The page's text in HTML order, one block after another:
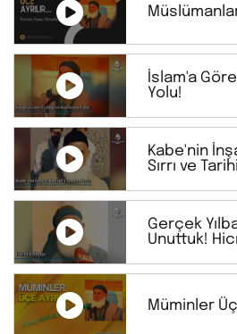
İslam'a
Yolu!
Kabe'nin
Sırrı ve Tarihi
Gerçek
Unuttuk!
Müminler